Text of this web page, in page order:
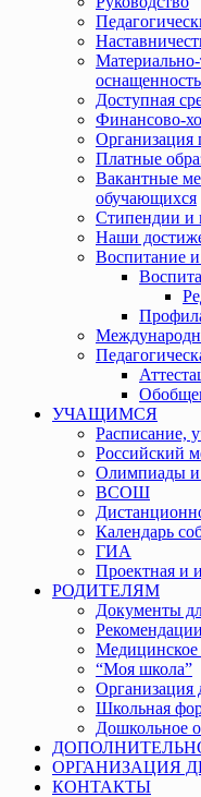
Материально-
Доступная
Финансово-
Платные
Вакантные
обучающихся
Стипендии и
Наши
Воспитание
УЧАЩИМСЯ
Расписание,
Российский
Олимпиады и
ВСОШ
Календарь
ГИА
Проектная и
РОДИТЕЛЯМ
Документы
Медицинское
“Моя школа”
Организация
Школьная
Дошкольное
ОРГАНИЗАЦИЯ
КОНТАКТЫ